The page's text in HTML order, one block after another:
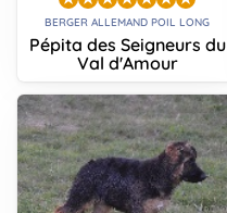
BERGER ALLEMAND POIL LONG
Pépita des Seigneurs du
Val d'Amour